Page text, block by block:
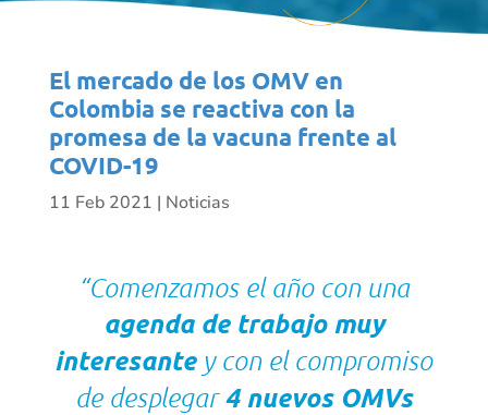
El mercado de los OMV en
Colombia se reactiva con la
promesa de la vacuna frente al
COVID-19
11 Feb 2021 | Noticias
“Comenzamos el año con una
agenda de trabajo muy
interesantey con el compromiso
de desplegar4 nuevos OMVs